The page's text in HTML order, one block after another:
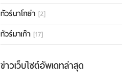
ทัวร์นาโกย่า [2]
ทัวร์มาเก๊า [17]
ข่าวเว็บไซต์อัพเดทล่าสุด